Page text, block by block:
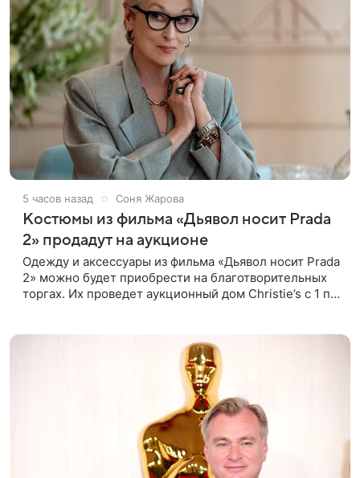
5 часов назад Соня Жарова
Костюмы из фильма «Дьявол носит Prada
2» продадут на аукционе
Одежду и аксессуары из фильма «Дьявол носит Prada
2» можно будет приобрести на благотворительных
торгах. Их проведет аукционный дом Christie’s с 1 по